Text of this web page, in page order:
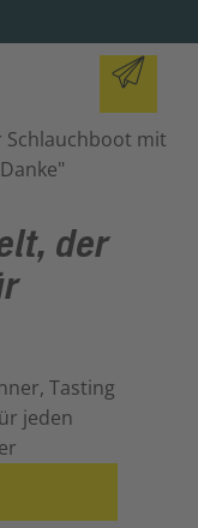
der
Tasting
jeden